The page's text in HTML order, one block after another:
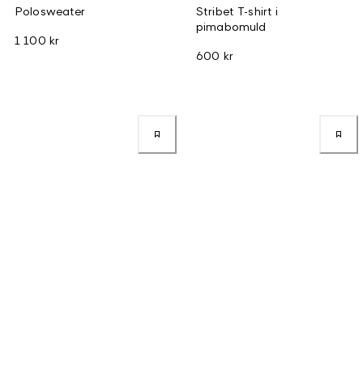
Polosweater
1 100 kr
Stribet T-shirt i
pimabomuld
600 kr